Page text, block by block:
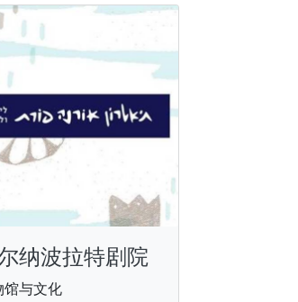
纳波拉特剧院
馆与文化